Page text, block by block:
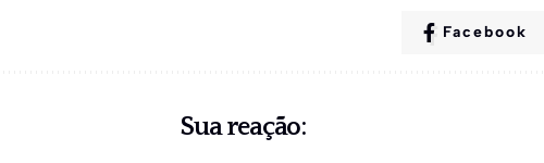
Facebook
Sua reação: